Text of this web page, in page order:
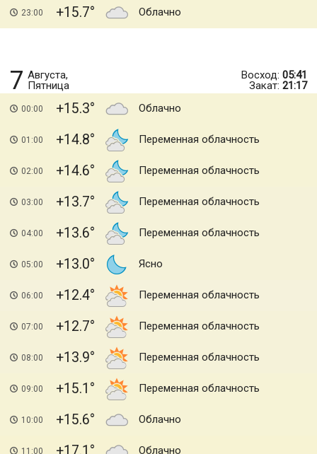
23:00 +15.7 Облачно
7 Августа,
Пятница
Восход: 05:41
Закат: 21:17
00:00 +15.3 Облачно
01:00 +14.8 Переменная облачность
02:00 +14.6 Переменная облачность
03:00 +13.7 Переменная облачность
04:00 +13.6 Переменная облачность
05:00 +13.0 Ясно
06:00 +12.4 Переменная облачность
07:00 +12.7 Переменная облачность
08:00 +13.9 Переменная облачность
09:00 +15.1 Переменная облачность
10:00 +15.6 Облачно
11:00 Облачно